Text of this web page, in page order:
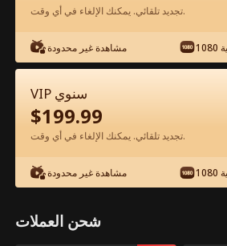
الحلقة 65 - انتقام جندي البحرية الحديدي
الفيلم كامل
تجديد تلقائي. يمكنك الإلغاء في أي وقت.
مشاهدة غير محدودة
VIP سنوي
$199.99
تجديد تلقائي. يمكنك الإلغاء في أي وقت.
مشاهدة غير محدودة
شحن العملات